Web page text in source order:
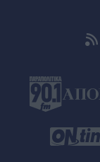
Europa